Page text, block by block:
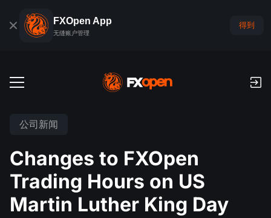
FXOpen App
无缝账户管理
得到
外汇模拟账户
佣金和库存费
付款
存款与取款
PAMM
外汇
指数
交易平台
TickTrader
FXOpen App
公司新闻
Changes to FXOpen
Trading Hours on US
Martin Luther King Day